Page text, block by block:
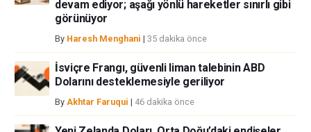
devam ediyor; aşağı yönlü hareketler sınırlı gibi
görünüyor
By Haresh Menghani | 35 dakika önce
İsviçre Frangı, güvenli liman talebinin ABD
Dolarını desteklemesiyle geriliyor
By Akhtar Faruqui | 46 dakika önce